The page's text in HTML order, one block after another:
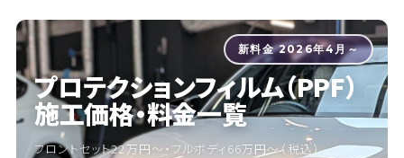
新料金 2026年4月～
プロテクションフィルム（PPF）
施工価格・料金一覧
フロントセット22万円〜・フルボディ66万円〜（税込）